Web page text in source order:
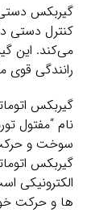
کنترل دستی
می‌کند. این
رانندگی قوی
نام “مفتول
سوخت و
الکترونیکی
ها و حرکت